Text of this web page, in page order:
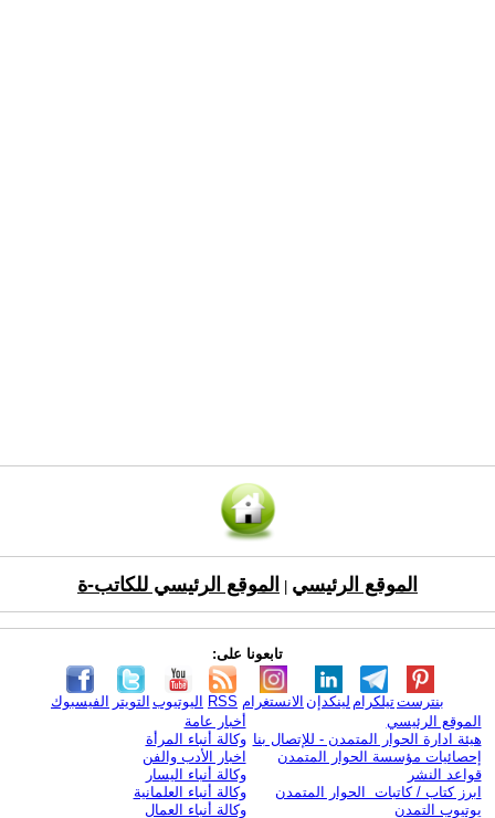
الموقع الرئيسي الموقع الرئيسي للكاتب-ة
تابعونا على:
الفيسبوك التويتر اليوتيوب RSS الانستغرام لينكدإن تيلكرامبنترست
الموقع الرئيسي
هيئة ادارة الحوار المتمدن - للإتصال بنا
إحصائيات مؤسسة الحوار المتمدن
قواعد النشر
ابرز كتاب / كاتبات الحوار المتمدن
يوتيوب التمدن
أخبار عامة
وكالة أنباء المرأة
اخبار الأدب والفن
وكالة أنباء اليسار
وكالة أنباء العلمانية
وكالة أنباء العمال